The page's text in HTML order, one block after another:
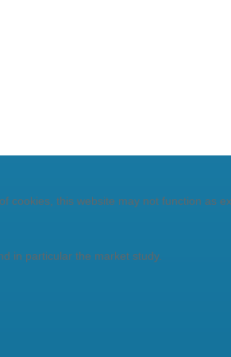
cookies, this website may not function as
in particular the market study.